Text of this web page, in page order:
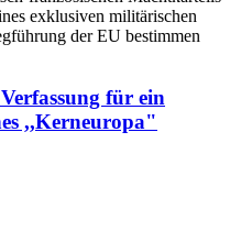
exklusiven militärischen
der EU bestimmen
für ein
,,Kerneuropa"